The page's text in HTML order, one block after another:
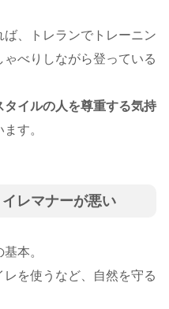
、トレランでトレーニン
べりしながら登っている
タイルの人を尊重する気持
す。
レマナーが悪い
本。
を使うなど、自然を守る